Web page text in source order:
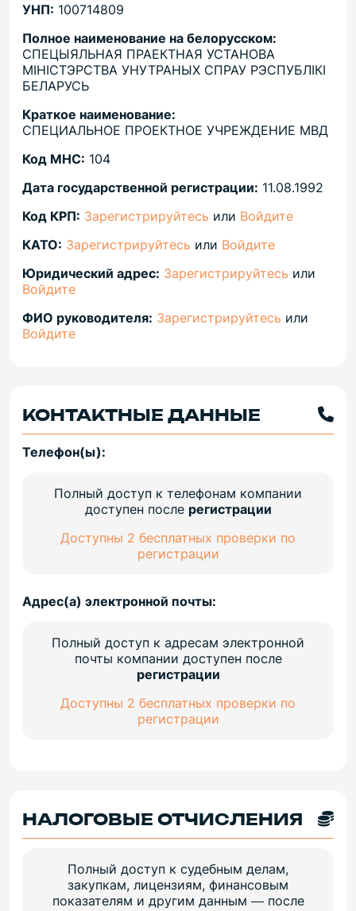
УНП: 100714809
Полное наименование на белорусском:
СПЕЦЫЯЛЬНАЯ ПРАЕКТНАЯ УСТАНОВА
МIНIСТЭРСТВА УНУТРАНЫХ СПРАУ РЭСПУБЛIКI
БЕЛАРУСЬ
Краткое наименование:
СПЕЦИАЛЬНОЕ ПРОЕКТНОЕ УЧРЕЖДЕНИЕ МВД
Код МНС: 104
Дата государственной регистрации: 11.08.1992
Код КРП: Зарегистрируйтесь или Войдите
КАТО: Зарегистрируйтесь или Войдите
Юридический адрес: Зарегистрируйтесь или
Войдите
ФИО руководителя: Зарегистрируйтесь или
Войдите
КОНТАКТНЫЕ ДАННЫЕ
Телефон(ы):
Полный доступ к телефонам компании
доступен после регистрации
Доступны 2 бесплатных проверки по
регистрации
Адрес(а) электронной почты:
Полный доступ к адресам электронной
почты компании доступен после
регистрации
Доступны 2 бесплатных проверки по
регистрации
НАЛОГОВЫЕ ОТЧИСЛЕНИЯ
Полный доступ к судебным делам,
закупкам, лицензиям, финансовым
показателям и другим данным — после